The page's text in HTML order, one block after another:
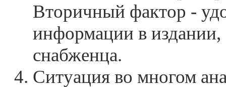
Вторичный фактор -
информации в издании,
снабженца.
Ситуация во многом